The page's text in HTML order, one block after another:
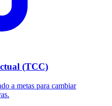
(TCC)
a metas para cambiar